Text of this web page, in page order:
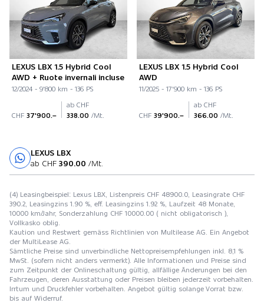
LEXUS LBX 1.5 Hybrid Cool
AWD + Ruote invernali incluse
12/2024 - 9'800 km - 136 PS
CHF 37'900.–
ab CHF
338.00 /Mt.
LEXUS LBX 1.5 Hybrid Cool
AWD
11/2025 - 17'900 km - 136 PS
CHF 39'900.–
ab CHF
366.00 /Mt.
LEXUS LBX
ab CHF 390.00 /Mt.
(4) Leasingbeispiel: Lexus LBX, Listenpreis CHF 48900.0, Leasingrate CHF
390.2, Leasingzins 1.90 %, eff. Leasingzins 1.92 %, Laufzeit 48 Monate,
10000 km/Jahr, Sonderzahlung CHF 10000.00 ( nicht obligatorisch ),
Vollkasko oblig.
Kaution und Restwert gemäss Richtlinien von Multilease AG. Ein Angebot
der MultiLease AG.
Sämtliche Preise sind unverbindliche Nettopreisempfehlungen inkl. 8,1 %
MwSt. (sofern nicht anders vermerkt). Alle Informationen und Preise sind
zum Zeitpunkt der Onlineschaltung gültig, allfällige Änderungen bei den
Fahrzeugen, deren Ausstattung oder Preisen bleiben jederzeit vorbehalten.
Irrtum und Druckfehler vorbehalten. Angebot gültig solange Vorrat bzw.
bis auf Widerruf.